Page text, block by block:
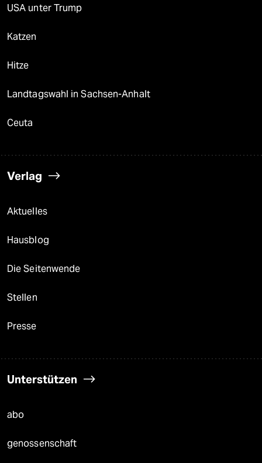
USA unter Trump
Katzen
Hitze
Landtagswahl in Sachsen-Anhalt
Ceuta
Verlag
Aktuelles
Hausblog
Die Seitenwende
Stellen
Presse
Unterstützen
abo
genossenschaft